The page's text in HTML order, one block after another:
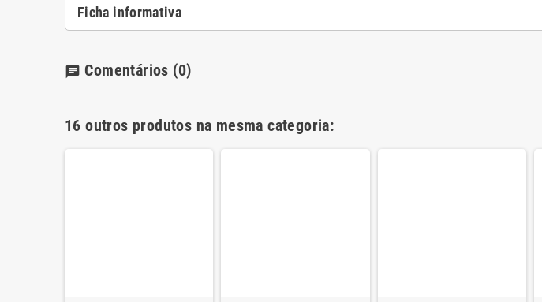
Ficha informativa
chat Comentários (0)
16 outros produtos na mesma categoria: